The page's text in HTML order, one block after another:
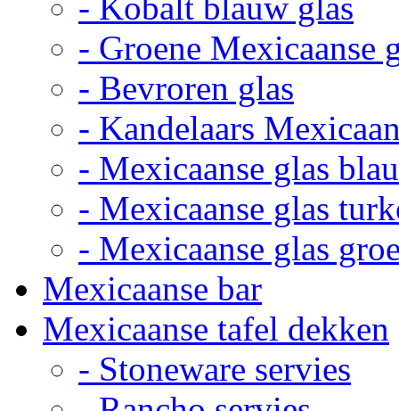
- Groene Mexicaanse
- Bevroren glas
- Kandelaars
- Mexicaanse glas
- Mexicaanse glas
- Mexicaanse glas
Mexicaanse bar
Mexicaanse tafel dekken
- Stoneware servies